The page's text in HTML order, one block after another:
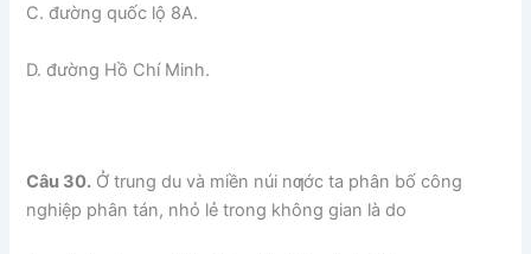
C. đường quốc lộ 8A.
D. đường Hồ Chí Minh.
Câu 30. Ở trung du và miền núi nƣớc ta phân bố công
nghiệp phân tán, nhỏ lẻ trong không gian là do